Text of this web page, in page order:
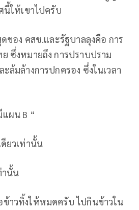
นี้ให้เขาไปครับ
ของ คสช.และรัฐบาลลุงคือ การ
ซึ่งหมายถึง การปราบปราม
ล้มล้างการปกครอง ซึ่งในเวลา
ผน B “
ยวเท่านั้น
านั้น
าวทิ้งให้หมดครับ ไปกินข้าวใน